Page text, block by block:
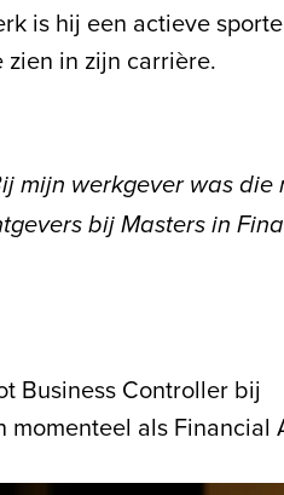
is hij een actieve
in zijn carrière.
mijn werkgever was die
bij Masters in
Business Controller bij
als Financial